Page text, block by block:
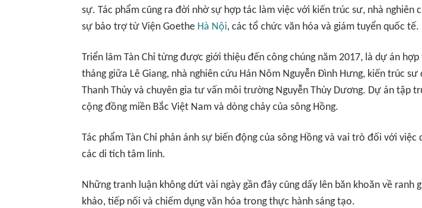
sự. Tác phẩm cũng ra đời nhờ sự hợp tác làm việc với kiến trúc sư, nhà nghiên
sự bảo trợ từ Viện Goethe Hà Nội, các tổ chức văn hóa và giám tuyển quốc tế.
Triển lãm Tàn Chỉ từng được giới thiệu đến công chúng năm 2017, là dự án hợp
tháng giữa Lê Giang, nhà nghiên cứu Hán Nôm Nguyễn Đình Hưng, kiến trúc sư
Thanh Thủy và chuyên gia tư vấn môi trường Nguyễn Thùy Dương. Dự án tập
cộng đồng miền Bắc Việt Nam và dòng chảy của sông Hồng.
Tác phẩm Tàn Chỉ phản ánh sự biến động của sông Hồng và vai trò đối với việc
các di tích tâm linh.
Những tranh luận không dứt vài ngày gần đây cũng dấy lên băn khoăn về ranh
khảo, tiếp nối và chiếm dụng văn hóa trong thực hành sáng tạo.